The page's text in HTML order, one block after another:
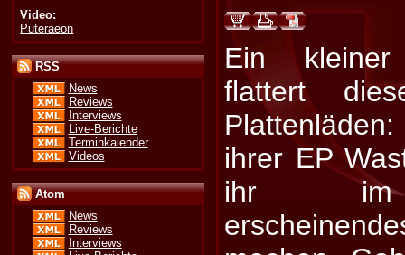
Video:
Puteraeon
RSS
News
Reviews
Interviews
Live-Berichte
Terminkalender
Videos
Atom
News
Reviews
Interviews
Ein kleiner
flattert
ihrer EP
ihr im